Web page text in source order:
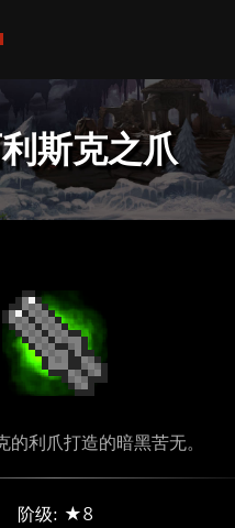
斯克之爪
的利爪打造的暗黑苦无。
阶级: ★8